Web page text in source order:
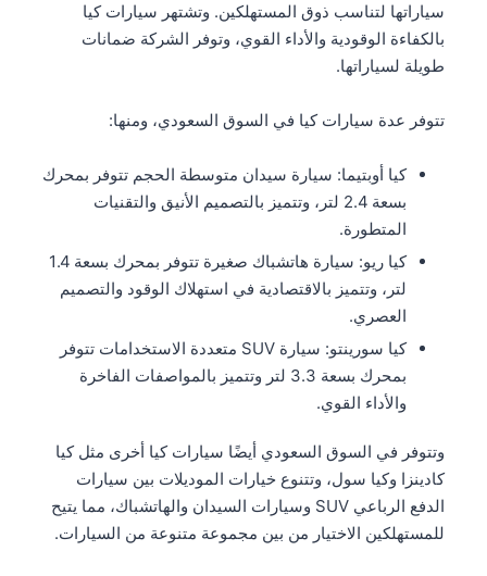
سياراتها لتناسب ذوق المستهلكين. وتشتهر سيارات كيا
بالكفاءة الوقودية والأداء القوي، وتوفر الشركة ضمانات
طويلة لسياراتها.
تتوفر عدة سيارات كيا في السوق السعودي، ومنها:
كيا أوبتيما: سيارة سيدان متوسطة الحجم تتوفر بمحرك
بسعة 2.4 لتر، وتتميز بالتصميم الأنيق والتقنيات
المتطورة.
كيا ريو: سيارة هاتشباك صغيرة تتوفر بمحرك بسعة 1.4
لتر، وتتميز بالاقتصادية في استهلاك الوقود والتصميم
العصري.
كيا سورينتو: سيارة SUV متعددة الاستخدامات تتوفر
بمحرك بسعة 3.3 لتر وتتميز بالمواصفات الفاخرة
والأداء القوي.
وتتوفر في السوق السعودي أيضًا سيارات كيا أخرى مثل كيا
كادينزا وكيا سول، وتتنوع خيارات الموديلات بين سيارات
الدفع الرباعي SUV وسيارات السيدان والهاتشباك، مما يتيح
للمستهلكين الاختيار من بين مجموعة متنوعة من السيارات.